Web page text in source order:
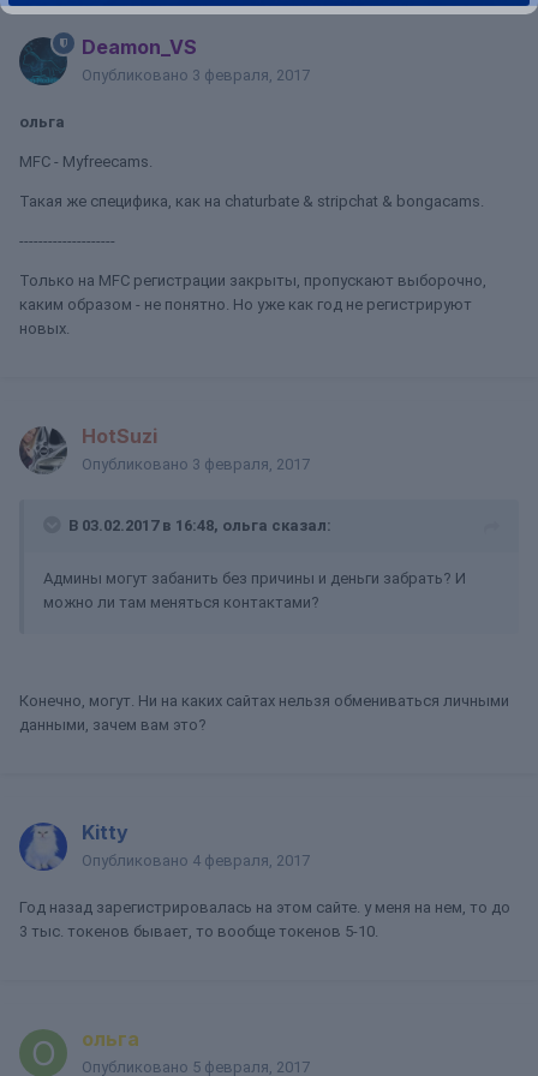
Deamon_VS
Опубликовано 3 февраля, 2017
ольга
MFC - Myfreecams.
Такая же специфика, как на chaturbate & stripchat & bongacams.
--------------------
Только на MFC регистрации закрыты, пропускают выборочно,
каким образом - не понятно. Но уже как год не регистрируют
новых.
HotSuzi
Опубликовано 3 февраля, 2017
В 03.02.2017 в 16:48, ольга сказал:
Админы могут забанить без причины и деньги забрать? И
можно ли там меняться контактами?
Конечно, могут. Ни на каких сайтах нельзя обмениваться личными
данными, зачем вам это?
Kitty
Опубликовано 4 февраля, 2017
Год назад зарегистрировалась на этом сайте. у меня на нем, то до
3 тыс. токенов бывает, то вообще токенов 5-10.
ольга
Опубликовано 5 февраля, 2017